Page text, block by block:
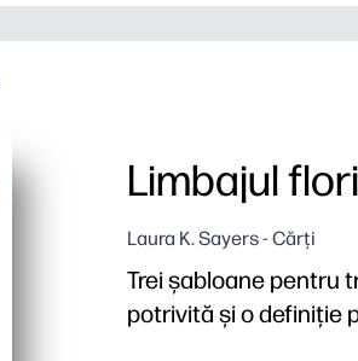
Limbajul
Laura K. Sayers - Cărți
Trei șabloane pentru
potrivită și o definiție